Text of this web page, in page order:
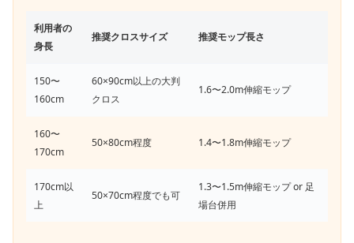
利用者の
身長
推奨クロスサイズ 推奨モップ長さ
150〜
160cm
60×90cm以上の大判
クロス
1.6〜2.0m伸縮モップ
160〜
170cm
50×80cm程度 1.4〜1.8m伸縮モップ
170cm以
上
50×70cm程度でも可
1.3〜1.5m伸縮モップ or 足
場台併用